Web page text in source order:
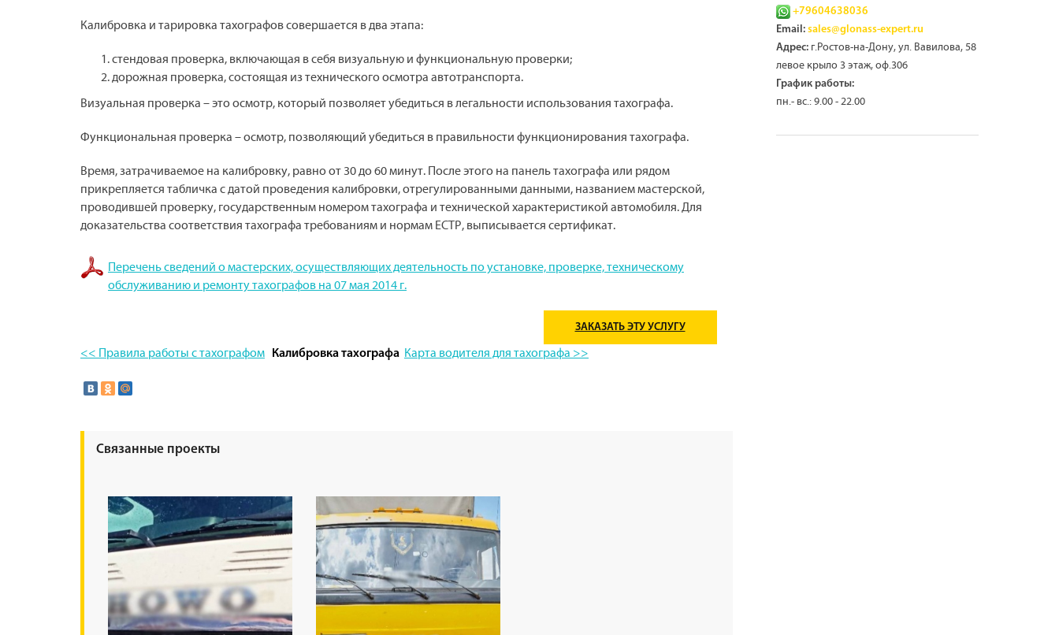
Калибровка и тарировка тахографов совершается в два этапа:
стендовая проверка, включающая в себя визуальную и функциональную проверки;
дорожная проверка, состоящая из технического осмотра автотранспорта.
Визуальная проверка – это осмотр, который позволяет убедиться в легальности использования тахографа.
Функциональная проверка – осмотр, позволяющий убедиться в правильности функционирования тахографа.
Время, затрачиваемое на калибровку, равно от 30 до 60 минут. После этого на панель тахографа или рядом
прикрепляется табличка с датой проведения калибровки, отрегулированными данными, названием мастерской,
проводившей проверку, государственным номером тахографа и технической характеристикой автомобиля. Для
доказательства соответствия тахографа требованиям и нормам ЕСТР, выписывается сертификат.
Перечень сведений о мастерских, осуществляющих деятельность по установке, проверке, техническому
обслуживанию и ремонту тахографов на 07 мая 2014 г.
ЗАКАЗАТЬ ЭТУ УСЛУГУ
<< Правила работы с тахографом Калибровка тахографа Карта водителя для тахографа >>
Связанные проекты
+79604638036
Email: sales@glonass-expert.ru
Адрес:г.Ростов-на-Дону, ул. Вавилова, 58
левое крыло 3 этаж, оф.306
График работы:
пн.- вс.: 9.00 - 22.00